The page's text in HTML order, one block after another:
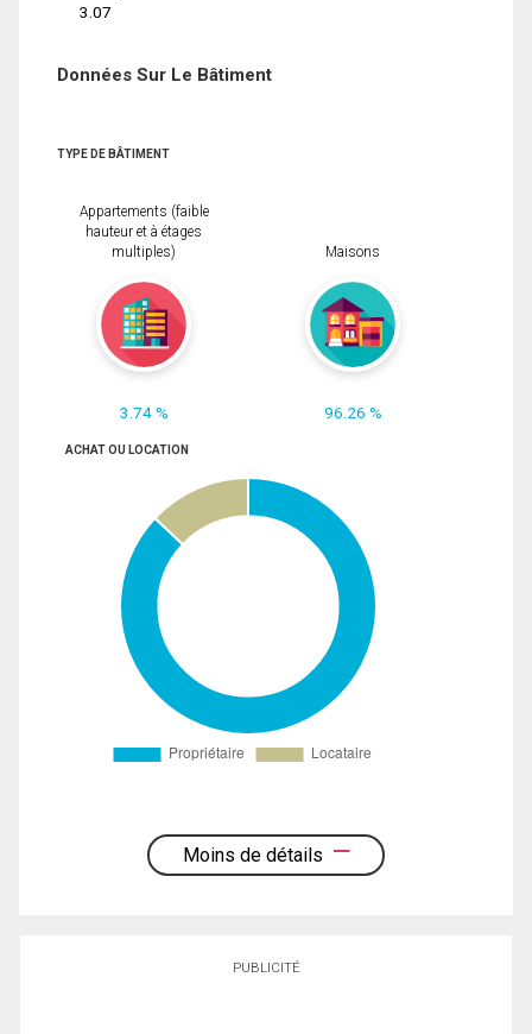
3.07
Données Sur Le Bâtiment
TYPE DE BÂTIMENT
Appartements (faible
hauteur et à étages
multiples)
3.74 %
Maisons
96.26 %
ACHAT OU LOCATION
Moins de détails
PUBLICITÉ